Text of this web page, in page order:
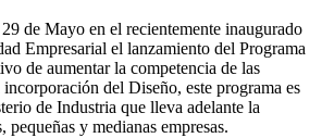
de Mayo en el recientemente inaugurado
Empresarial el lanzamiento del Programa
de aumentar la competencia de las
incorporación del Diseño, este programa es
de Industria que lleva adelante la
pequeñas y medianas empresas.